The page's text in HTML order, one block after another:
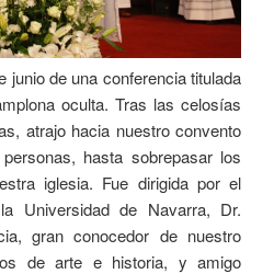
junio de una conferencia titulada
oculta. Tras las celosías
atrajo hacia nuestro convento
hasta sobrepasar los
iglesia. Fue dirigida por el
Universidad de Navarra, Dr.
gran conocedor de nuestro
de arte e historia, y amigo